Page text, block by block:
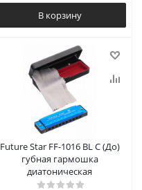
В корзину
Future Star FF-1016 BL C (До)
губная гармошка
диатоническая